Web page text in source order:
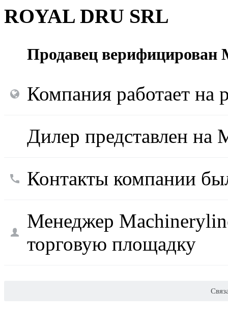
ROYAL DRU SRL
Продавец верифицирован
Компания работает на
Дилер представлен на
Контакты компании
Менеджер
торговую площадку